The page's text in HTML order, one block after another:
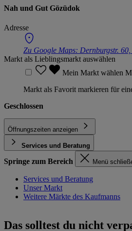
Nah und Gut Gözüdok
Adresse
Zu Google Maps: Dernburgstr.
Markt als Lieblingsmarkt auswählen
Mein Markt wählen
Markt als Favorit markieren für
Geschlossen
Öffnungszeiten anzeigen
Services und Beratung
Springe zum Bereich Menü
Services und Beratung
Unser Markt
Weitere Märkte des Kaufmanns
Das solltest du nicht